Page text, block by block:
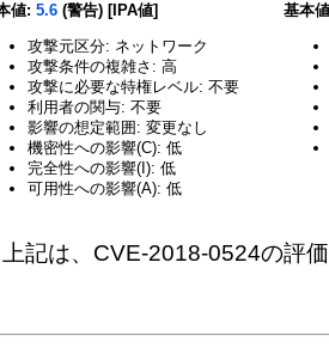
値: 5.6 (警告) [IPA値]
攻撃元区分: ネットワーク
攻撃条件の複雑さ: 高
攻撃に必要な特権レベル: 不要
利用者の関与: 不要
影響の想定範囲: 変更なし
機密性への影響(C): 低
完全性への影響(I): 低
可用性への影響(A): 低
基本
記は、CVE-2018-0524の評